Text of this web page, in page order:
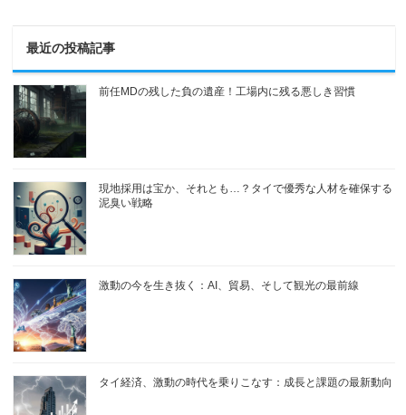
最近の投稿記事
前任MDの残した負の遺産！工場内に残る悪しき習慣
現地採用は宝か、それとも…？タイで優秀な人材を確保する
泥臭い戦略
激動の今を生き抜く：AI、貿易、そして観光の最前線
タイ経済、激動の時代を乗りこなす：成長と課題の最新動向